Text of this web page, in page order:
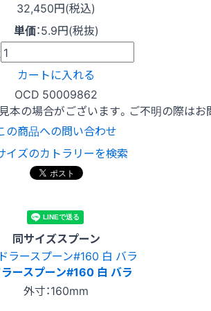
32,450円(税込)
単価：5.9円(税抜)
カートに入れる
OCD 50009862
本の場合がございます。ご不明の際はお
の商品への問い合わせ
イズのカトラリーを検索
同サイズスプーン
ースプーン#160 白 バラ
外寸：160mm